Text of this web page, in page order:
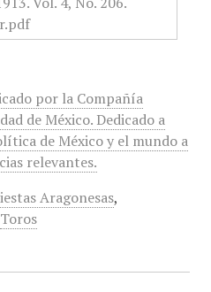
por la Compañía
de México. Dedicado a
de México y el mundo a
relevantes.
Aragonesas,
Toros